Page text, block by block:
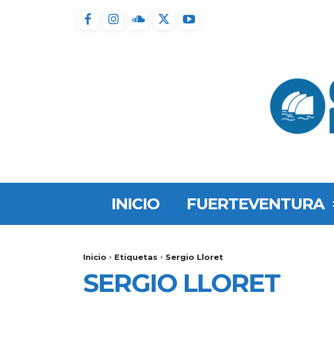
INICIO FUERTEVENTURA
Inicio Etiquetas Sergio Lloret
SERGIO LLORET